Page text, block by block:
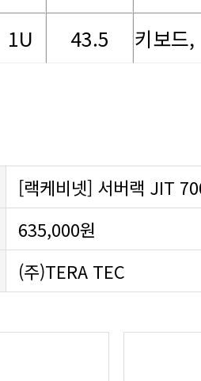
1U
43.5 키보드
[랙케비넷] 서버랙 JIT
635,000원
(주)TERA TEC